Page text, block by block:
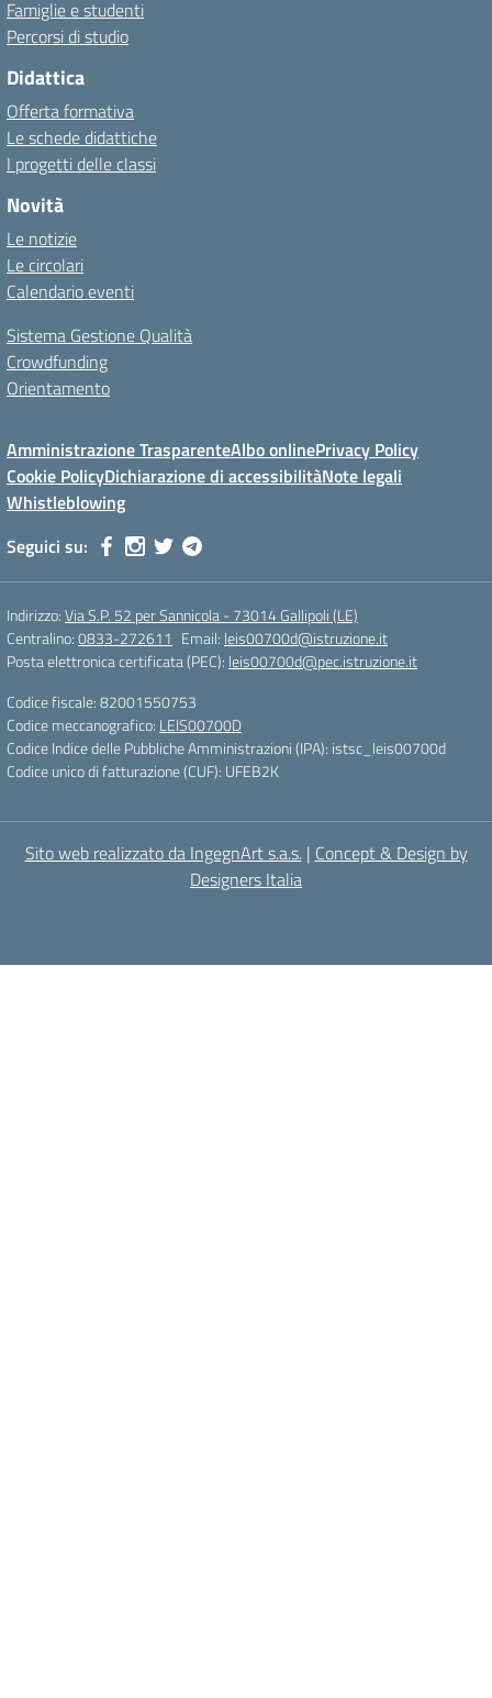
Famiglie e studenti
Percorsi di studio
Didattica
Offerta formativa
Le schede didattiche
I progetti delle classi
Novità
Le notizie
Le circolari
Calendario eventi
Sistema Gestione Qualità
Crowdfunding
Orientamento
Amministrazione TrasparenteAlbo onlinePrivacy Policy
Cookie PolicyDichiarazione di accessibilitàNote legali
Whistleblowing
Seguici su:
Indirizzo:Via S.P. 52 per Sannicola - 73014 Gallipoli (LE)
Centralino:0833-272611 Email: leis00700d@istruzione.it
Posta elettronica certificata (PEC): leis00700d@pec.istruzione.it
Codice fiscale: 82001550753
Codice meccanografico: LEIS00700D
Codice Indice delle Pubbliche Amministrazioni (IPA): istsc_leis00700d
Codice unico di fatturazione (CUF): UFEB2K
Sito web realizzato da IngegnArt s.a.s.| Concept & Design by
Designers Italia